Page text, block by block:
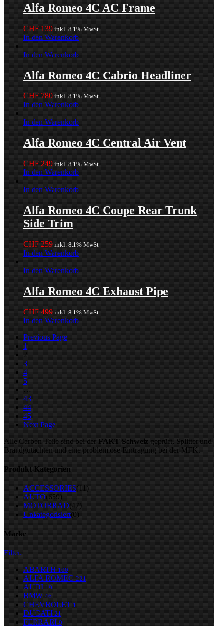
Alfa Romeo 4C AC Frame
CHF 139 inkl. 8.1% MwSt
In den Warenkorb
In den Warenkorb
Alfa Romeo 4C Cabrio Headliner
CHF 780 inkl. 8.1% MwSt
In den Warenkorb
In den Warenkorb
Alfa Romeo 4C Central Air Vent
CHF 249 inkl. 8.1% MwSt
In den Warenkorb
In den Warenkorb
Alfa Romeo 4C Coupe Rear Trunk
Side Trim
CHF 259 inkl. 8.1% MwSt
In den Warenkorb
In den Warenkorb
Alfa Romeo 4C Exhaust Pipe
CHF 499 inkl. 8.1% MwSt
In den Warenkorb
Previous Page
1
2
3
4
5
…
43
44
45
Next Page
Alle Carbon Teile sind bei der FAKT Schweiz geprüft, Splitter und
Brandgutachten und eine problemlose Eintragung bei der MFK.
Produkt-Kategorien
ACCESSORIES(11)
AUTO(659)
MOTORRAD(47)
Unkategorisiert(0)
Marke
Filter:
ABARTH 100
ALFA ROMEO 221
AUDI 19
BMW 46
CHEVROLET 1
DUCATI 21
FERRARI 9